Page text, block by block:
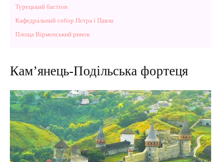
Турецький бастіон
Кафедральний собор Петра і Павла
Площа Вірменський ринок
Кам’янець-Подільська фортеця